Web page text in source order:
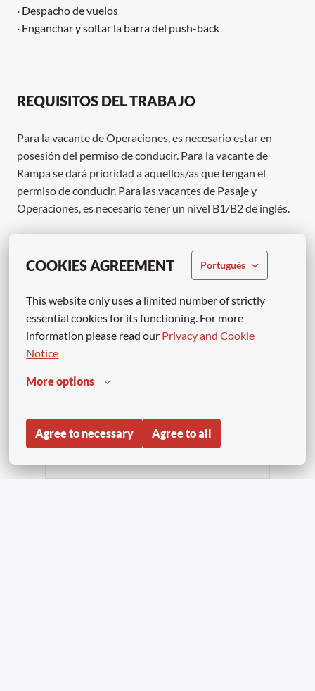
COOKIES AGREEMENT Português
This website only uses a limited number of strictly
essential cookies for its functioning. For more
information please read our Privacy and Cookie
Notice
More options
Agree to necessary Agree to all
· Despacho de vuelos
· Enganchar y soltar la barra del push-back
REQUISITOS DEL TRABAJO
Para la vacante de Operaciones, es necesario estar en
posesión del permiso de conducir. Para la vacante de
Rampa se dará prioridad a aquellos/as que tengan el
permiso de conducir. Para las vacantes de Pasaje y
Operaciones, es necesario tener un nivel B1/B2 de inglés.
Presentar solicitud
o
APPLY WITH INDEEDUNAVAILABLE
Update cookies